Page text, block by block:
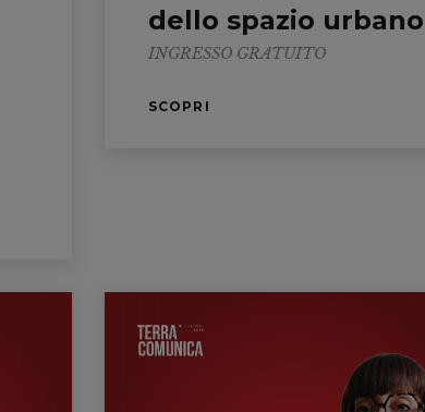
dello spazio urbano
INGRESSO GRATUITO
SCOPRI